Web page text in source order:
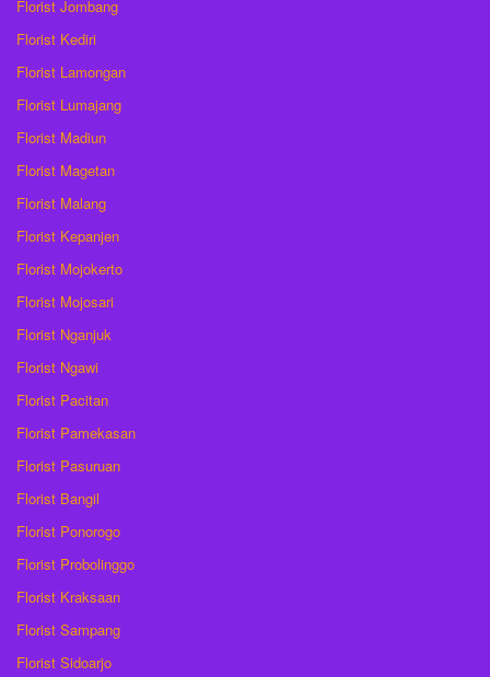
Florist Jombang
Florist Kediri
Florist Lamongan
Florist Lumajang
Florist Madiun
Florist Magetan
Florist Malang
Florist Kepanjen
Florist Mojokerto
Florist Mojosari
Florist Nganjuk
Florist Ngawi
Florist Pacitan
Florist Pamekasan
Florist Pasuruan
Florist Bangil
Florist Ponorogo
Florist Probolinggo
Florist Kraksaan
Florist Sampang
Florist Sidoarjo